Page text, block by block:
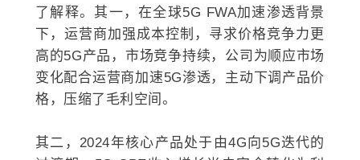
了解释。其一，在全球5G FWA加速渗透背景
下，运营商加强成本控制，寻求价格竞争力更
高的5G产品，市场竞争持续，公司为顺应市场
变化配合运营商加速5G渗透，主动下调产品价
格，压缩了毛利空间。
其二，2024年核心产品处于由4G向5G迭代的